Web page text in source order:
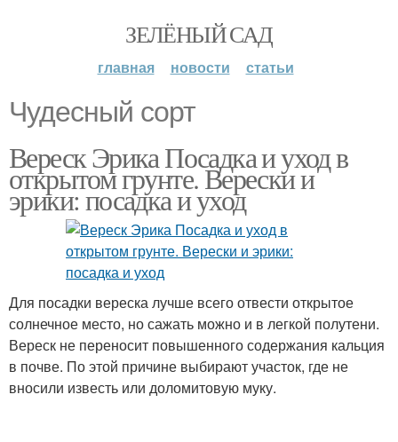
ЗЕЛЁНЫЙ САД
главная новости статьи
Чудесный сорт
Вереск Эрика Посадка и уход в
открытом грунте. Верески и
эрики: посадка и уход
Для посадки вереска лучше всего отвести открытое
солнечное место, но сажать можно и в легкой полутени.
Вереск не переносит повышенного содержания кальция
в почве. По этой причине выбирают участок, где не
вносили известь или доломитовую муку.